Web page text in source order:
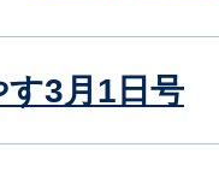
3月1日号